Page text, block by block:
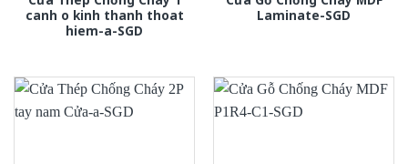
canh o kinh thanh thoat
hiem-a-SGD
Laminate-SGD